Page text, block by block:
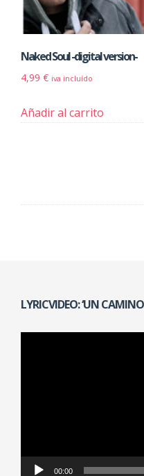
Naked Soul -digital version-
4,99 € iva incluído
Añadir al carrito
LYRICVIDEO: ‘UN
00:00